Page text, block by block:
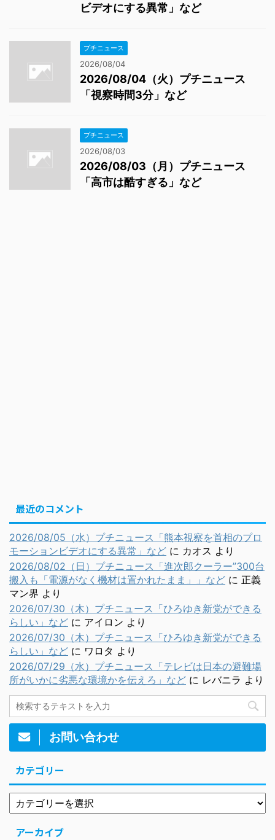
ビデオにする異常」など
プチニュース
2026/08/04
2026/08/04（火）プチニュース
「視察時間3分」など
プチニュース
2026/08/03
2026/08/03（月）プチニュース
「高市は酷すぎる」など
最近のコメント
2026/08/05（水）プチニュース「熊本視察を首相のプロ
モーションビデオにする異常」など に カオス より
2026/08/02（日）プチニュース「進次郎クーラー”300台
搬入も「電源がなく機材は置かれたまま」」など に 正義
マン界 より
2026/07/30（木）プチニュース「ひろゆき新党ができる
らしい」など に アイロン より
2026/07/30（木）プチニュース「ひろゆき新党ができる
らしい」など に ワロタ より
2026/07/29（水）プチニュース「テレビは日本の避難場
所がいかに劣悪な環境かを伝えろ」など に レバニラ より
お問い合わせ
カテゴリー
アーカイブ